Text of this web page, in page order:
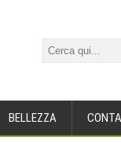
BELLEZZA